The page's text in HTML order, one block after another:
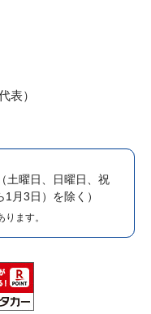
表）
（土曜日、日曜日、祝
月3日）を除く）
ます。